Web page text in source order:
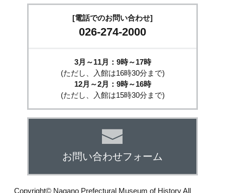
[電話でのお問い合わせ]
026-274-2000
3月～11月：9時～17時
(ただし、入館は16時30分まで)
12月～2月：9時～16時
(ただし、入館は15時30分まで)
お問い合わせフォーム
Copyright© Nagano Prefectural Museum of History All